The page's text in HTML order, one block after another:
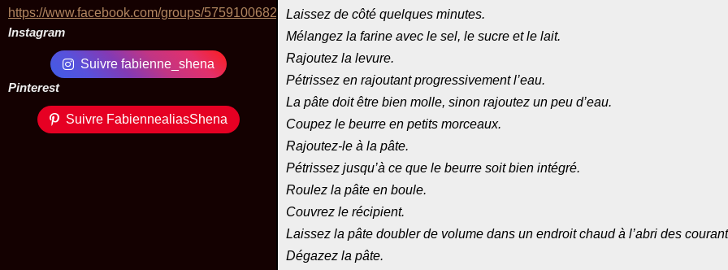
https://www.facebook.com/groups/575910068229424/
Instagram
Suivre fabienne_shena
Pinterest
Suivre FabiennealiasShena
Laissez de côté quelques minutes.
Mélangez la farine avec le sel, le sucre et le lait.
Rajoutez la levure.
Pétrissez en rajoutant progressivement l’eau.
La pâte doit être bien molle, sinon rajoutez un peu d’eau.
Coupez le beurre en petits morceaux.
Rajoutez-le à la pâte.
Pétrissez jusqu’à ce que le beurre soit bien intégré.
Roulez la pâte en boule.
Couvrez le récipient.
Laissez la pâte doubler de volume dans un endroit chaud à l’abri des
Dégazez la pâte.